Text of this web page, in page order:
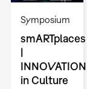
Symposium
smARTplaces
|
INNOVATION
in Culture